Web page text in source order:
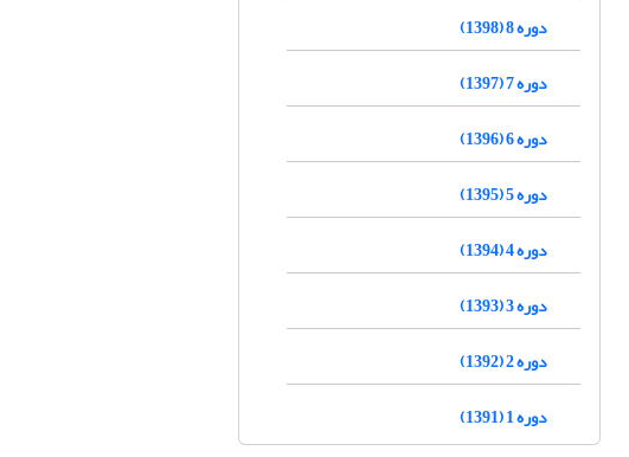
دوره 8 (1398)
دوره 7 (1397)
دوره 6 (1396)
دوره 5 (1395)
دوره 4 (1394)
دوره 3 (1393)
دوره 2 (1392)
دوره 1 (1391)